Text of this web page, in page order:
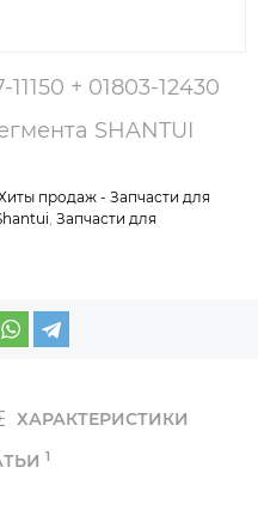
+ 01803-12430
SHANTUI
продаж - Запчасти для
Запчасти для
ХАРАКТЕРИСТИКИ
1